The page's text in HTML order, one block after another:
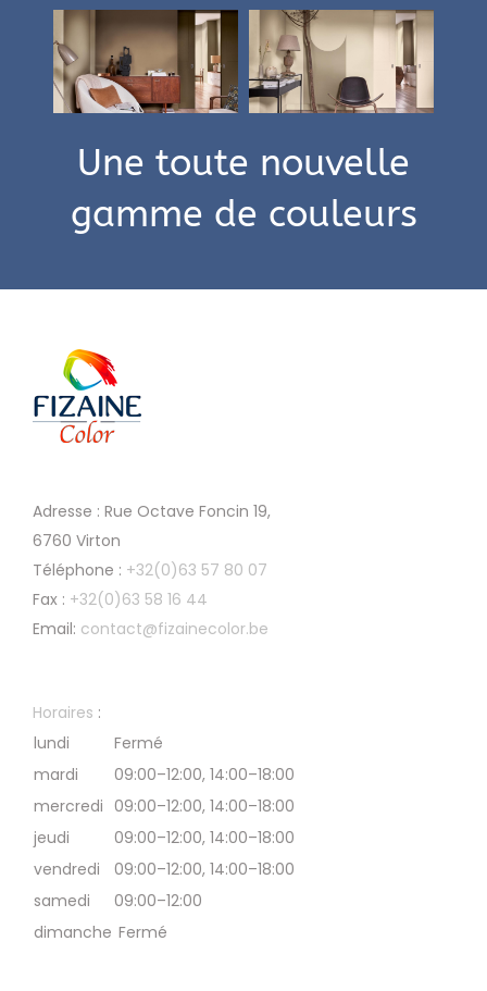
Une toute nouvelle
gamme de couleurs
Adresse : Rue Octave Foncin 19,
6760 Virton
Téléphone : +32(0)63 57 80 07
Fax : +32(0)63 58 16 44
Email: contact@fizainecolor.be
Horaires :
lundi
Fermé
mardi
09:00–12:00, 14:00–18:00
mercredi 09:00–12:00, 14:00–18:00
jeudi
09:00–12:00, 14:00–18:00
vendredi
09:00–12:00, 14:00–18:00
samedi
09:00–12:00
dimanche Fermé